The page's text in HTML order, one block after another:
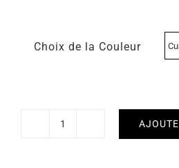
Choix de la Couleur
quantité